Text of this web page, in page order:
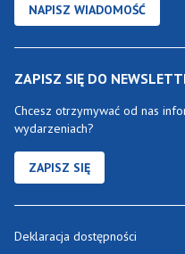
NAPISZ WIADOMOŚĆ
ZAPISZ SIĘ DO
Chcesz otrzymywać od nas
wydarzeniach?
ZAPISZ SIĘ
Deklaracja dostępności